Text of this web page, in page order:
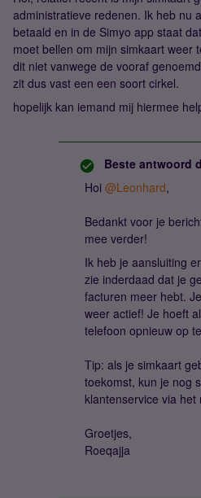
administratieve redenen. Ik heb nu
betaald en in de Simyo app staat
moet bellen om mijn simkaart weer
dit niet vanwege de vooraf
zit dus vast een een soort cirkel.
hopelijk kan iemand mij hiermee
Beste antwoord
Hoi @Leonhard,
Bedankt voor je
mee verder!
Ik heb je aansluiting
zie inderdaad dat je
facturen meer hebt.
weer actief! Je hoeft
telefoon opnieuw op
Tip: als je simkaart
toekomst, kun je nog
klantenservice via
Groetjes,
Roeqajja